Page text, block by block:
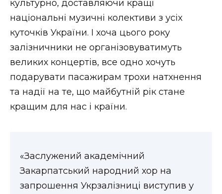
НОВИНИ ЗАХІДНОЇ УКРАЇНИ
ФОТО
ВІДЕО
культурно, доставляючи кращі
національні музичні колективи з усіх
куточків України. І хоча цього року
залізничники не організовуватимуть
великих концертів, все одно хочуть
подарувати пасажирам трохи натхнення
та надії на те, що майбутній рік стане
кращим для нас і країни.
«Заслужений академічний
Закарпатський народний хор на
запрошення Укрзалізниці виступив у